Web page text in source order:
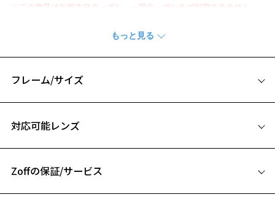
※この商品はお誕生日クーポン、一部クーポンをご利用できません。
サングラス(度無し)の場合、最短3～4営業日以内の発送です。
く場合がございます。
※お届け予定日の目安はカート内(STEP2)でご確認ください。
華奢でシンプルなデザインのカラーレンズサングラス
【デザイン】
フロントとのバランスを考えたデザインでユニセックスでお使いいた
一部カラーは調光レンズを組み合わせているので室内ではメガネ、屋
フレーム/サイズ
B ブリッジ(鼻部分)の横幅：21mm
対応可能レンズ
フレームとレンズの合計料金を知りたい方へ
Zoffの保証/サービス